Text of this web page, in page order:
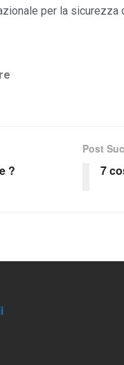
per la sicurezza
?
Post
7